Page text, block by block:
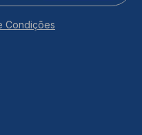
Condições